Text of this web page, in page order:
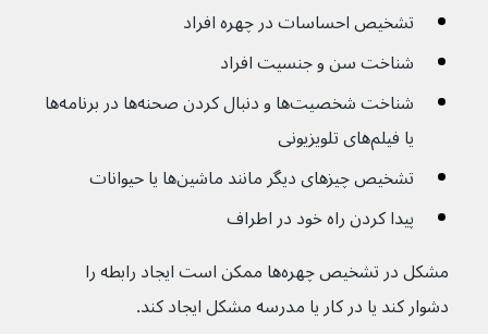
تشخیص احساسات در چهره افراد
شناخت سن و جنسیت افراد
شناخت شخصیت‌ها و دنبال کردن صحنه‌ها در برنامه‌ها
یا فیلم‌های تلویزیونی
تشخیص چیزهای دیگر مانند ماشین‌ها یا حیوانات
پیدا کردن راه خود در اطراف
مشکل در تشخیص چهره‌ها ممکن است ایجاد رابطه را
دشوار کند یا در کار یا مدرسه مشکل ایجاد کند.